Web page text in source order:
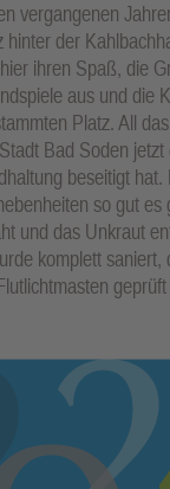
vergangenen
der
ihren Spaß, die
aus und die
Platz. All
Bad Soden
beseitigt
so gut es
und das Unkraut
komplett